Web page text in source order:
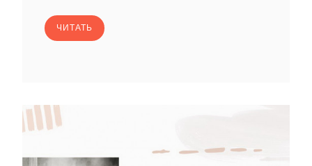
ЧИТАТЬ